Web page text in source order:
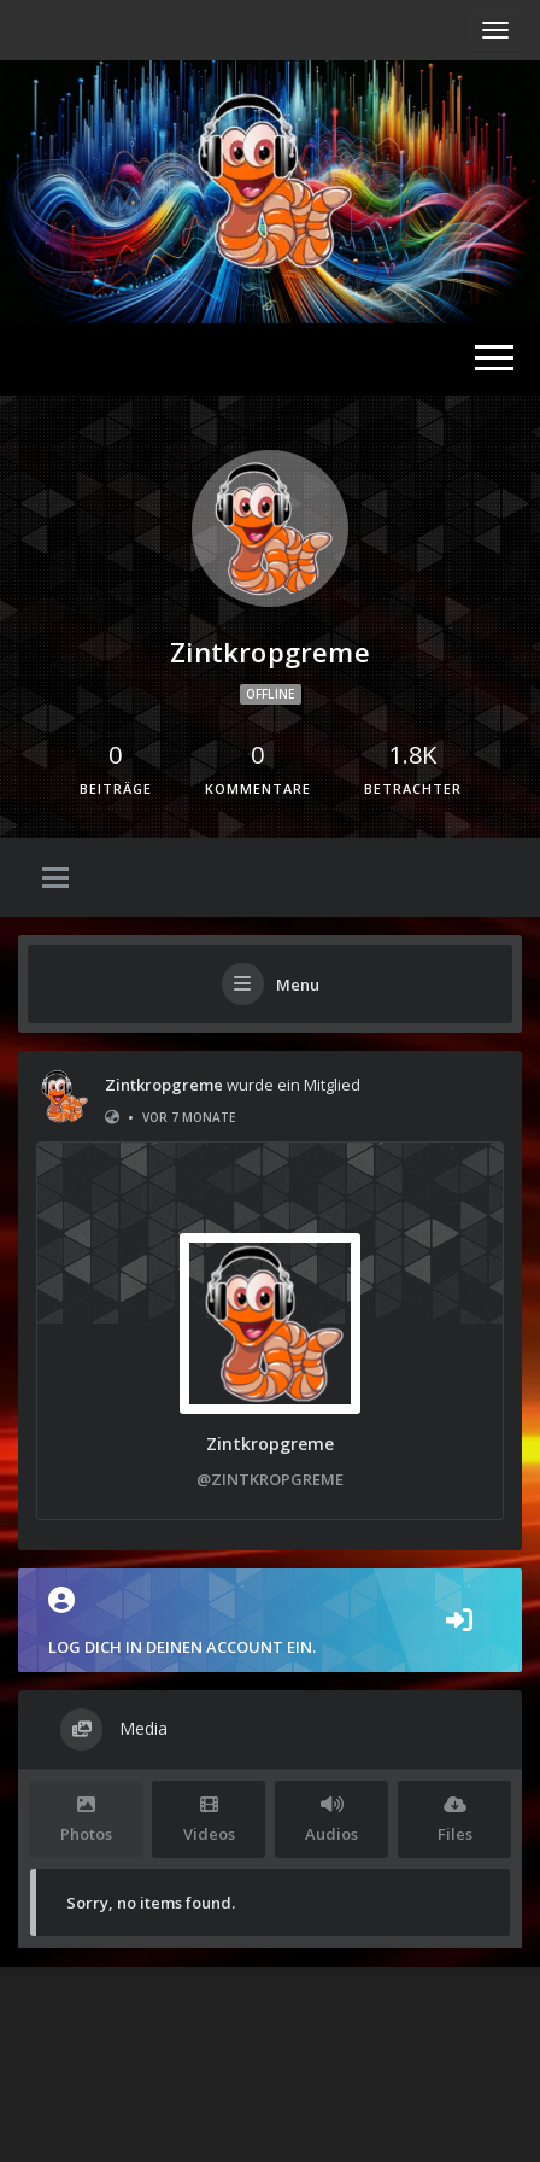
Radio
Zintkropgreme
OFFLINE
0
BEITRÄGE
0
KOMMENTARE
1.8K
BETRACHTER
Menu
Zintkropgreme wurde ein Mitglied
• VOR 7 MONATE
Zintkropgreme
@ZINTKROPGREME
LOG DICH IN DEINEN ACCOUNT EIN.
Media
Photos Videos Audios Files
Sorry, no items found.